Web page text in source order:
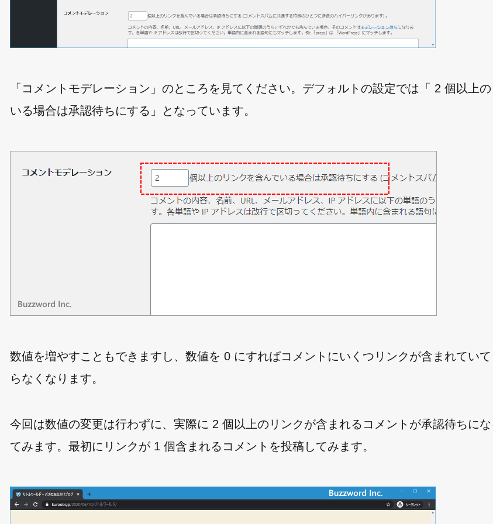
「コメントモデレーション」のところを見てください。デフォルトの設定では「 2 個以上
いる場合は承認待ちにする」となっています。
数値を増やすこともできますし、数値を 0 にすればコメントにいくつリンクが含まれてい
らなくなります。
今回は数値の変更は行わずに、実際に 2 個以上のリンクが含まれるコメントが承認待ちに
てみます。最初にリンクが 1 個含まれるコメントを投稿してみます。